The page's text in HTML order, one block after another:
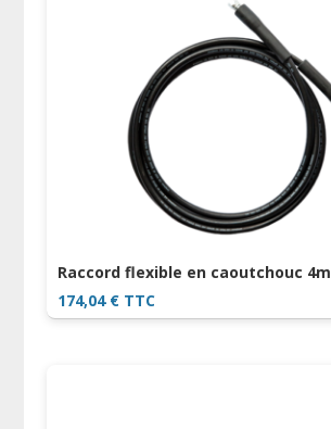
Raccord flexible en caoutchouc 4m
174,04 € TTC